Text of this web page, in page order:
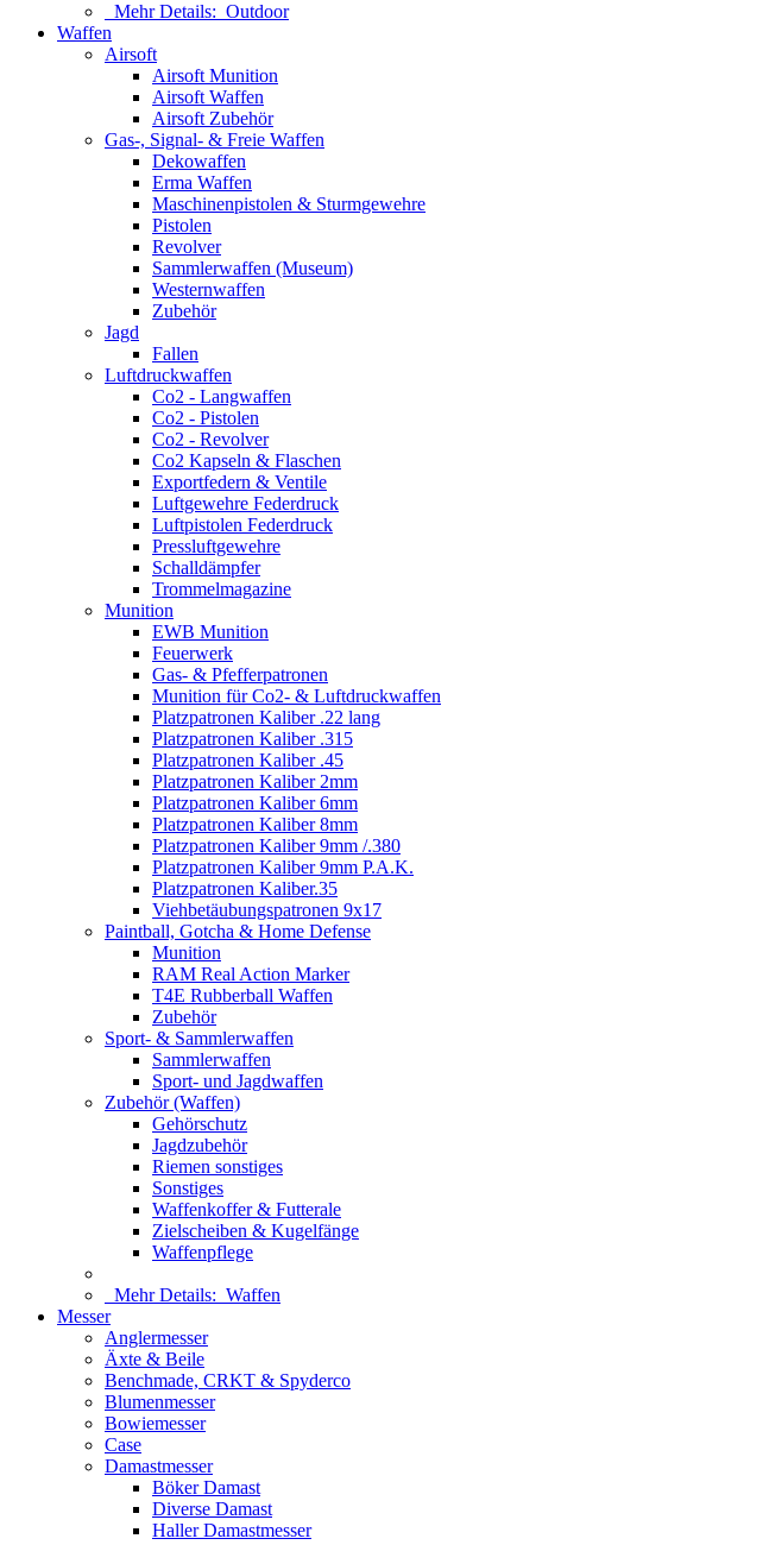
Mehr Details: Outdoor
Waffen
Airsoft
Airsoft Munition
Airsoft Waffen
Airsoft Zubehör
Gas-, Signal- & Freie Waffen
Dekowaffen
Erma Waffen
Maschinenpistolen & Sturmgewehre
Pistolen
Revolver
Sammlerwaffen (Museum)
Westernwaffen
Zubehör
Jagd
Fallen
Luftdruckwaffen
Co2 - Langwaffen
Co2 - Pistolen
Co2 - Revolver
Co2 Kapseln & Flaschen
Exportfedern & Ventile
Luftgewehre Federdruck
Luftpistolen Federdruck
Pressluftgewehre
Schalldämpfer
Trommelmagazine
Munition
EWB Munition
Feuerwerk
Gas- & Pfefferpatronen
Munition für Co2- & Luftdruckwaffen
Platzpatronen Kaliber .22 lang
Platzpatronen Kaliber .315
Platzpatronen Kaliber .45
Platzpatronen Kaliber 2mm
Platzpatronen Kaliber 6mm
Platzpatronen Kaliber 8mm
Platzpatronen Kaliber 9mm /.380
Platzpatronen Kaliber 9mm P.A.K.
Platzpatronen Kaliber.35
Viehbetäubungspatronen 9x17
Paintball, Gotcha & Home Defense
Munition
RAM Real Action Marker
T4E Rubberball Waffen
Zubehör
Sport- & Sammlerwaffen
Sammlerwaffen
Sport- und Jagdwaffen
Zubehör (Waffen)
Gehörschutz
Jagdzubehör
Riemen sonstiges
Sonstiges
Waffenkoffer & Futterale
Zielscheiben & Kugelfänge
Waffenpflege
Mehr Details: Waffen
Messer
Anglermesser
Äxte & Beile
Benchmade, CRKT & Spyderco
Blumenmesser
Bowiemesser
Case
Damastmesser
Böker Damast
Diverse Damast
Haller Damastmesser